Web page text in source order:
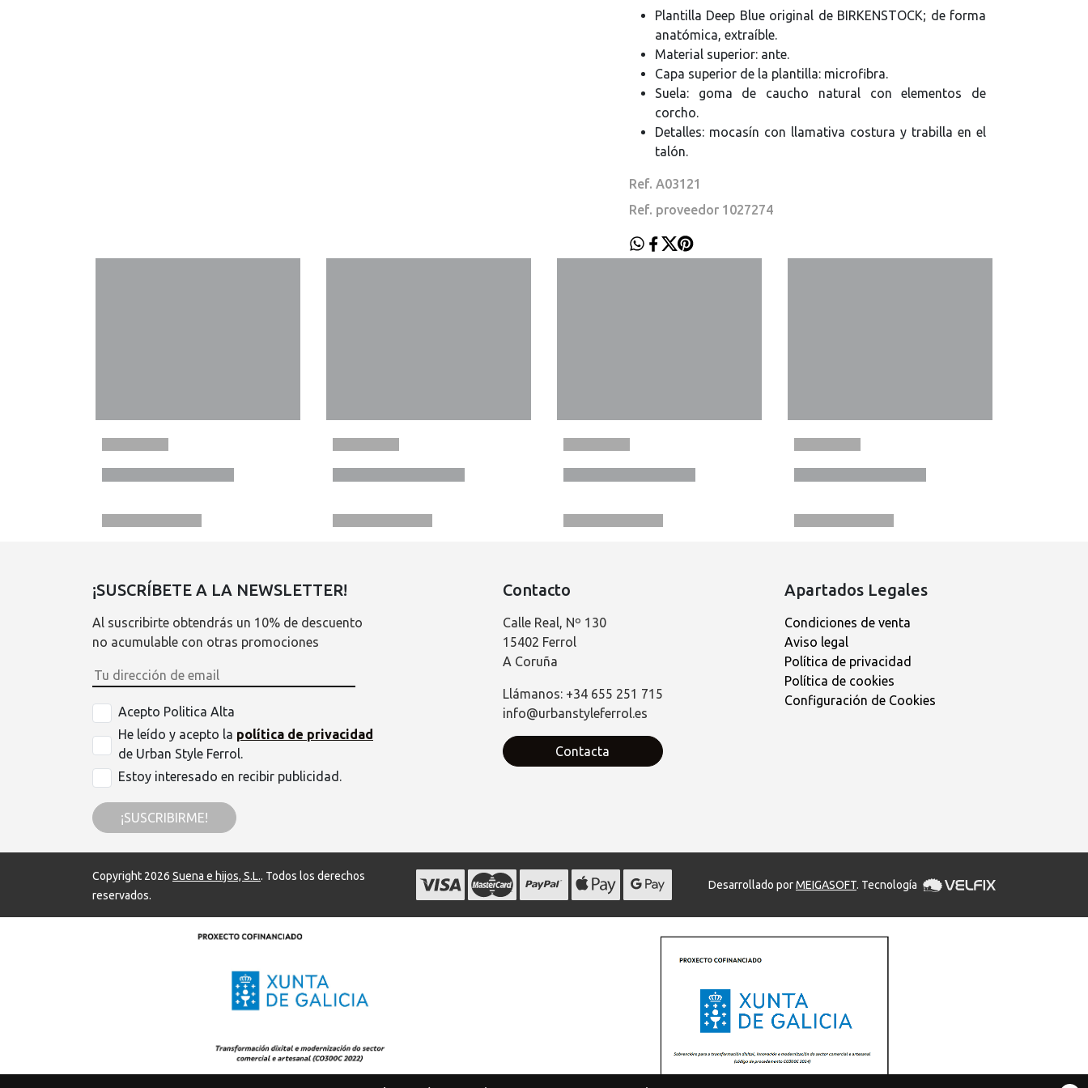
Plantilla Deep Blue original de BIRKENSTOCK; de forma
anatómica, extraíble.
Material superior: ante.
Capa superior de la plantilla: microfibra.
Suela: goma de caucho natural con elementos de
corcho.
Detalles: mocasín con llamativa costura y trabilla en el
talón.
Ref. A03121
Ref. proveedor 1027274
¡SUSCRÍBETE A LA NEWSLETTER!
Al suscribirte obtendrás un 10% de descuento
no acumulable con otras promociones
Acepto Politica Alta
He leído y acepto la política de privacidad
de Urban Style Ferrol.
Estoy interesado en recibir publicidad.
¡SUSCRIBIRME!
Contacto
Calle Real, Nº 130
15402 Ferrol
A Coruña
Llámanos: +34 655 251 715
info@urbanstyleferrol.es
Contacta
Apartados Legales
Condiciones de venta
Aviso legal
Política de privacidad
Política de cookies
Configuración de Cookies
Copyright 2026 Suena e hijos, S.L.. Todos los derechos
reservados.
Desarrollado porMEIGASOFT. Tecnología